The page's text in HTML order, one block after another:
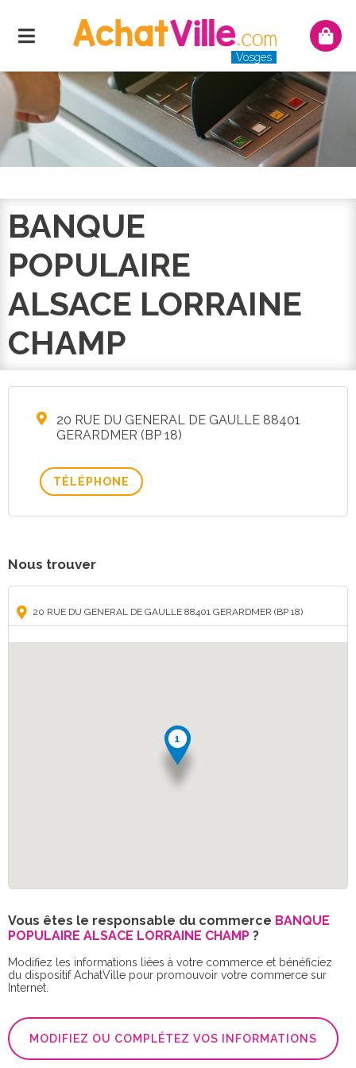
Menu
Vosges
Mon
panier
BANQUE
POPULAIRE
ALSACE LORRAINE
CHAMP
20 RUE DU GENERAL DE GAULLE 88401
GERARDMER (BP 18)
TÉLÉPHONE
Nous trouver
20 RUE DU GENERAL DE GAULLE 88401 GERARDMER (BP 18)
Vous êtes le responsable du commerce BANQUE
POPULAIRE ALSACE LORRAINE CHAMP ?
Modifiez les informations liées à votre commerce et bénéficiez
du dispositif AchatVille pour promouvoir votre commerce sur
Internet.
MODIFIEZ OU COMPLÉTEZ VOS INFORMATIONS